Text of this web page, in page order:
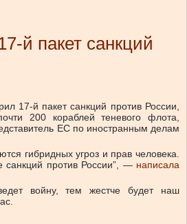
й пакет санкций
17-й пакет санкций против России,
200 кораблей теневого флота,
ЕС по иностранным делам
гибридных угроз и прав человека.
против России”, — написала
войну, тем жестче будет наш